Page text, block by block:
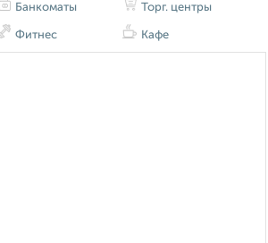
Банкоматы
Фитнес
Торг. центры
Кафе